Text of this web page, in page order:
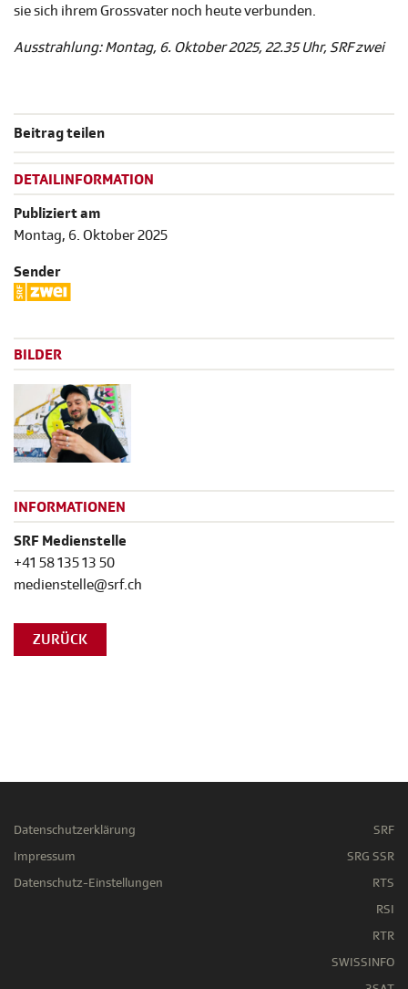
sie sich ihrem Grossvater noch heute verbunden.
Ausstrahlung: Montag, 6. Oktober 2025, 22.35 Uhr, SRF zwei
Beitrag teilen
DETAILINFORMATION
Publiziert am
Montag, 6. Oktober 2025
Sender
BILDER
INFORMATIONEN
SRF Medienstelle
+41 58 135 13 50
medienstelle@srf.ch
ZURÜCK
Datenschutzerklärung
Impressum
Datenschutz-Einstellungen
SRF
SRG SSR
RTS
RSI
RTR
SWISSINFO